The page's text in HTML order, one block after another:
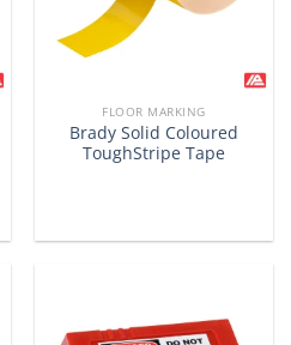
FLOOR MARKING
Brady Solid Coloured
ToughStripe Tape